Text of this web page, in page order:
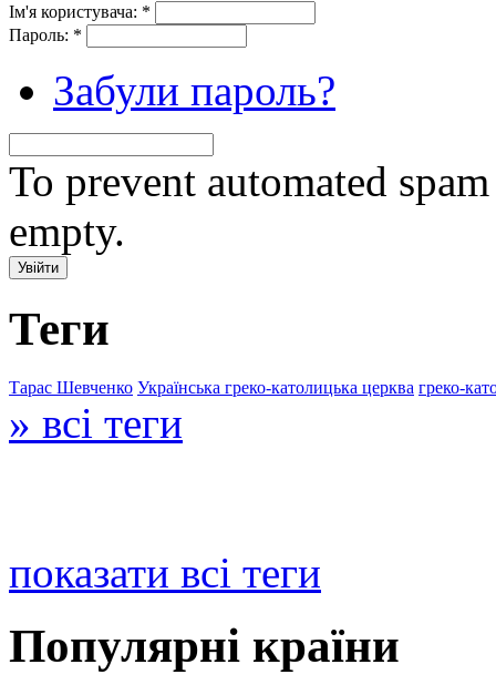
Ім'я користувача: *
Пароль: *
Забули пароль?
To prevent automated
empty.
Теги
Тарас Шевченко Українська греко-католицька церква греко-
» всі теги
показати всі теги
Популярні країни